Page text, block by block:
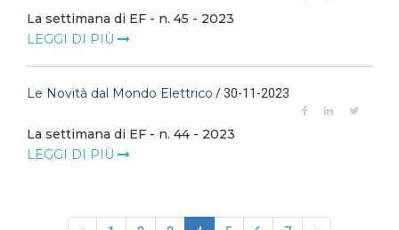
La settimana di EF - n. 45 - 2023
LEGGI DI PIÙ
Le Novità dal Mondo Elettrico / 30-11-2023
La settimana di EF - n. 44 - 2023
LEGGI DI PIÙ